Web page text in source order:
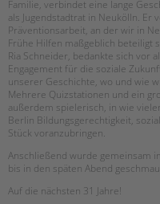
Seminarräume
STADTTEILARBEIT
PROFIL | LEITBILD
Bereiche im Überblick
Kinder- und Jugendschutz
Gesellschafter VdK
schoolcoach BTL
Familie, verbindet eine lange
als Jugendstadtrat in Neukölln. Er
Präventionsarbeit, an der wir in
Frühe Hilfen maßgeblich beteiligt
Ria Schneider, bedankte sich vor
Engagement für die soziale
unserer Geschichte, wo und wie
Mehrere Quizstationen und ein
außerdem spielerisch, in wie
Berlin Bildungsgerechtigkeit,
Stück voranzubringen.
Anschließend wurde gemeinsam
bis in den späten Abend
Auf die nächsten 31 Jahre!